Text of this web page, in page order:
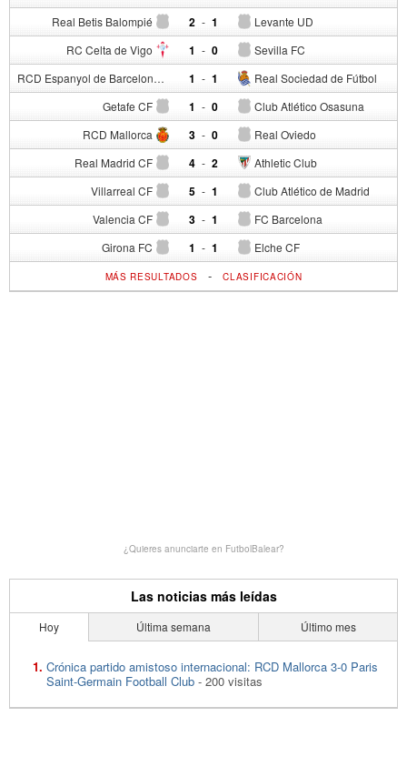
Real Betis Balompié 2 - Levante UD
1
RC Celta de Vigo 1 - Sevilla FC
0
RCD Espanyol de Barcelona 1 - Real Sociedad de Fútbol
1
Getafe CF 1 - Club Atlético Osasuna
0
RCD Mallorca 3 - Real Oviedo
0
Real Madrid CF 4 - Athletic Club
2
Villarreal CF 5 - Club Atlético de Madrid
1
Valencia CF 3 - FC Barcelona
1
Girona FC 1 - Elche CF
1
MÁS RESULTADOS -CLASIFICACIÓN
¿Quieres anunciarte en FutbolBalear?
Las noticias más leídas
Hoy Última semana Último mes
Crónica partido amistoso internacional: RCD Mallorca 3-0 Paris
Saint-Germain Football Club - 200 visitas